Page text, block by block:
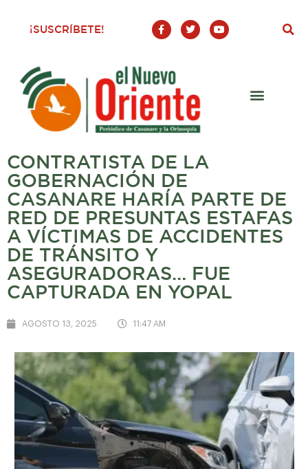
¡SUSCRÍBETE!
F
a
c
o
o
-
T
w
i
Y
o
u
CONTRATISTA DE LA
GOBERNACIÓN DE
CASANARE HARÍA PARTE DE
RED DE PRESUNTAS ESTAFAS
A VÍCTIMAS DE ACCIDENTES
DE TRÁNSITO Y
ASEGURADORAS… FUE
CAPTURADA EN YOPAL
AGOSTO 13, 2025 11:47 AM